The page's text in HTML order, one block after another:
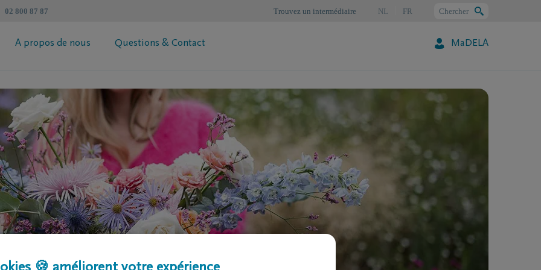
02 800 87 87 Chercher
Trouvez un intermédiaire NL FR
A propos de nous Questions & Contact MaDELA
Héritage DELA
votre prime
de succession
Informations générales
Coopérative DELA
Trouvez un intermédiaire
Contactez moi
Demandez votre brochure